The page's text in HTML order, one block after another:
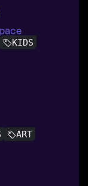
KIDS
ART